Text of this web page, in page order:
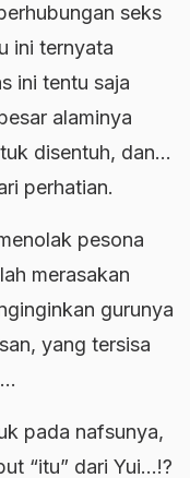
seks
ini ternyata
ini tentu saja
alaminya
disentuh, dan…
perhatian.
pesona
merasakan
gurunya
yang tersisa
pada nafsunya,
“itu” dari Yui…!?